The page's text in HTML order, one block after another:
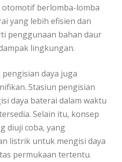
berlomba-lomba
yang lebih efisien dan
penggunaan bahan daur
lingkungan.
daya juga
Stasiun pengisian
daya baterai dalam waktu
Selain itu, konsep
diuji coba, yang
listrik untuk mengisi daya
permukaan tertentu.